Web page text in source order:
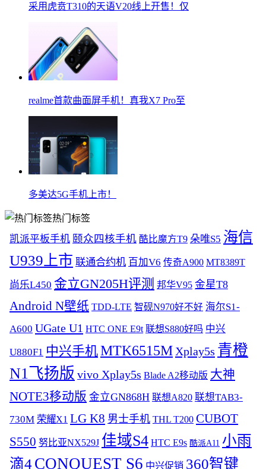
采用虎贲T310的天语V20线上开售！仅
realme首款曲面屏手机！真我X7 Pro至
多美达5G手机上市！
热门标签
凯派平板手机 颐众四核手机 酷比魔方T9 朵唯S5 海信
U939上市 联通合约机 百加V6 传奇A900 MT8389T
尚乐L450 金立GN205H评测 邦华V95 金星T8
Android N壁纸 TDD-LTE 智砚N970好不好 海尔S1-
A600 UGate U1 HTC ONE E9t 联想S880好吗 中兴
U880F1 中兴手机MTK6515M Xplay5s 青橙
N1飞扬版 vivo Xplay5s Blade A2移动版 大神
NOTE3移动版 金立GN868H 联想A820 联想TAB3-
730M 荣耀X1 LG K8 男士手机 THL T200 CUBOT
S550 努比亚NX529J 佳域S4 HTC E9s 酷派A11 小雨
滴4CONQUEST S6 中兴促销 360智键